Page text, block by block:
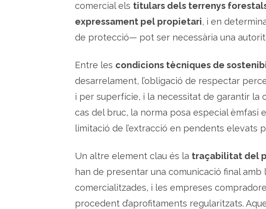
C
a
t
a
u
comercial els titulars dels terrenys
expressament pel propietari, i en
de protecció— pot ser necessària una
Entre les condicions tècniques de
desarrelament, l’obligació de respectar
i per superfície, i la necessitat de garantir la
cas del bruc, la norma posa especial èmfasi
limitació de l’extracció en pendents elevats
Un altre element clau és la traçabilitat del
han de presentar una comunicació final
comercialitzades, i les empreses
procedent d’aprofitaments regularitzats.